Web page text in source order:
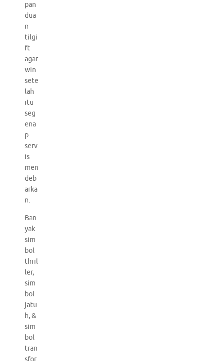
pan
dua
n
tilgi
ft
agar
win
sete
lah
itu
seg
ena
p
serv
is
men
deb
arka
n.
Ban
yak
sim
bol
thril
ler,
sim
bol
jatu
h, &
sim
bol
tran
sfor